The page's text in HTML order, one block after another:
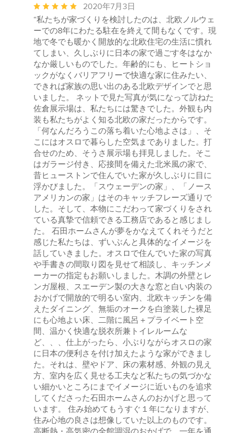
平
均
評
価：
5
つ
星
中
星
5
2020年7月3日
“私たちが家づくりを検討したのは、北欧ノルウェ
ーでの8年にわたる駐在を終えて間もなくです。現
地で冬でも暖かく開放的な北欧住宅の生活に慣れ
てしまい、久しぶりに日本の家で過ごす冬はなか
なか厳しいものでした。年齢的にも、ヒートショ
ックがなくバリアフリーで快適な家に住みたい、
できれば家族の思い出のある北欧デザインでと思
いました。 ネットで見た写真が気になって訪ねた
佐倉展示場は、私たちには驚きでした。外観も内
装も私たちがよく知る北欧の家だったからです。
「何なんだろうこの落ち着いた心地よさは」、そ
こにはオスロで暮らした空気までありました。打
合せのため、そうさ展示場も拝見しました。そこ
はガラージ付き、応接間を備えた北米風の家で、
昔ヒューストンで住んでいた家が久しぶりに目に
浮かびました。「スウェーデンの家」、「ノース
アメリカンの家」はそのキャッチフレーズ通りで
した。そして、本物にこだわって家づくりをされ
ている真摯で信頼できる工務店であると感じまし
た。 石田ホームさんが夢をかなえてくれそうだと
感じた私たちは、ずいぶんと具体的なイメージを
話していきました。オスロで住んでいた家の写真
や手書きの間取り図を見せて相談し、キッチンメ
ーカーの指定もお願いしました。木調の外壁とレ
ンガ屋根、スエーデン製の大きな窓と白い内装の
おかげで開放的で明るい室内、北欧キッチンを備
えたダイニング、無垢のオークを白塗装した裸足
にも心地よい床、二階に風呂＋プライベート空
間、温かく快適な脱衣所兼トイレルームな
ど、、、仕上がったら、小ぶりながらオスロの家
に日本の便利さを付け加えたような家ができまし
た。それは、壁やドア、床の素材感、外観の見え
方、室内を広く見せる工夫など私たちの気づかな
い細かいところにまでイメージに近いものを追求
してくださった石田ホームさんのおかげと思って
います。 住み始めてもうすぐ１年になりますが、
住み心地の良さは想像していた以上のものです。